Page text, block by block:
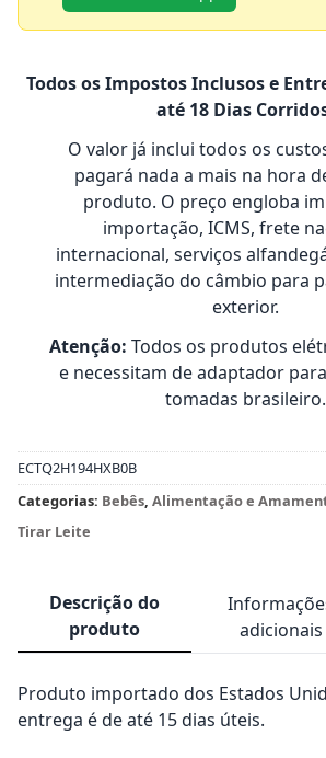
Todos os Impostos Inclusos e
até 18 Dias
O valor já inclui todos os
pagará nada a mais na hora
produto. O preço engloba
importação, ICMS, frete
internacional, serviços
intermediação do câmbio para
exterior.
Atenção: Todos os produtos
e necessitam de adaptador
tomadas brasileiro.
ECTQ2H194HXB0B
Categorias: Bebês, Alimentação e
Tirar Leite
Descrição do
produto
adicionais
Produto importado dos Estados
entrega é de até 15 dias úteis.